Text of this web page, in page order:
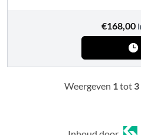
€168,00
Weergeven 1tot 3